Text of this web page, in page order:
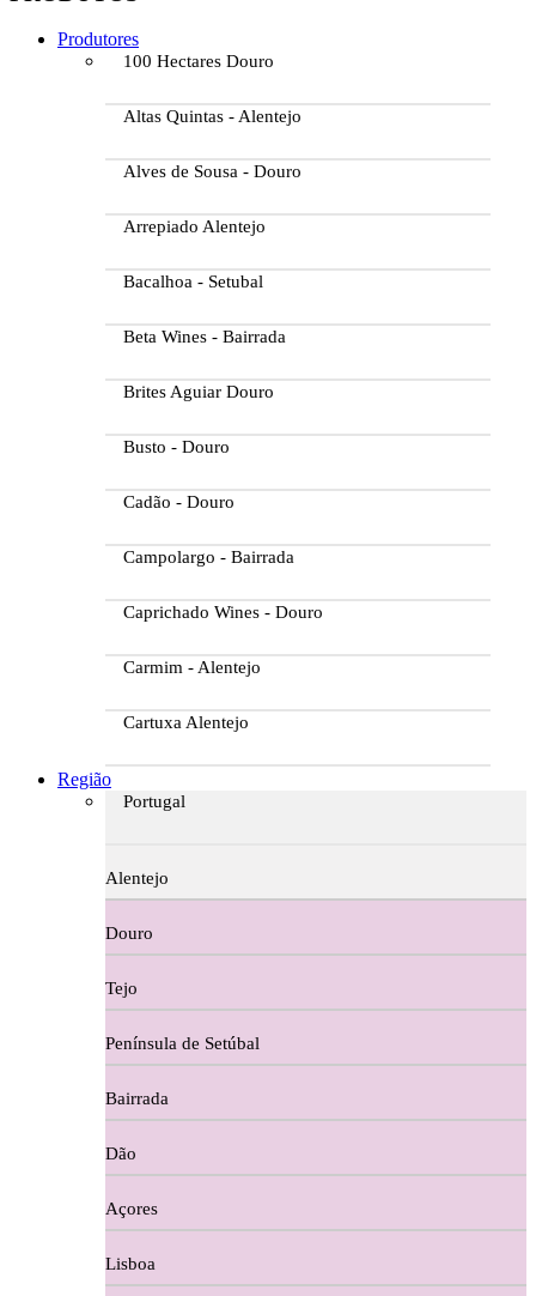
Produtores
100 Hectares Douro
Altas Quintas - Alentejo
Alves de Sousa - Douro
Arrepiado Alentejo
Bacalhoa - Setubal
Beta Wines - Bairrada
Brites Aguiar Douro
Busto - Douro
Cadão - Douro
Campolargo - Bairrada
Caprichado Wines - Douro
Carmim - Alentejo
Cartuxa Alentejo
Casa Dos Migueis Douro
Casa Relvas Alentejo
Caves de São João - Bairrada
Charcutaria
Copos e Decanter
Cortes De Reguengo Douro
Digestivos
Divai - Alentejo
Região
Portugal
Alentejo
Douro
Tejo
Península de Setúbal
Bairrada
Dão
Açores
Lisboa